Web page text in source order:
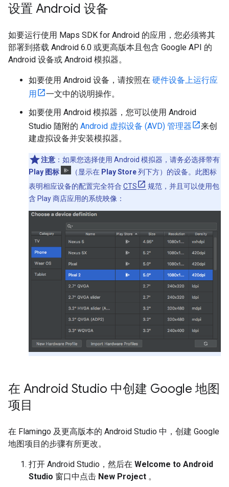
设置 Android 设备
如要运行使用 Maps SDK for Android 的应用，您必须将其
部署到搭载 Android 6.0 或更高版本且包含 Google API 的
Android 设备或 Android 模拟器。
如要使用 Android 设备，请按照在 硬件设备上运行应
用
一文中的说明操作。
如要使用 Android 模拟器，您可以使用 Android
Studio 随附的 Android 虚拟设备 (AVD) 管理器
来创
建虚拟设备并安装模拟器。
注意 ：如果您选择使用 Android 模拟器，请务必选择带有
Play 图标
（显示在 Play Store列下方）的设备。此图标
表明相应设备的配置完全符合 CTS
规范，并且可以使用包
含 Play 商店应用的系统映像：
在 Android Studio 中创建 Google 地图
项目
在 Flamingo 及更高版本的 Android Studio 中，创建 Google
地图项目的步骤有所更改。
打开 Android Studio，然后在 Welcome to Android
Studio 窗口中点击 New Project 。